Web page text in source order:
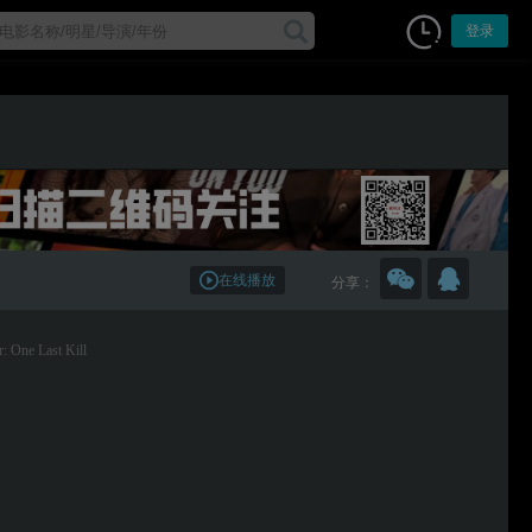
登录
分享：
在线播放
One Last Kill